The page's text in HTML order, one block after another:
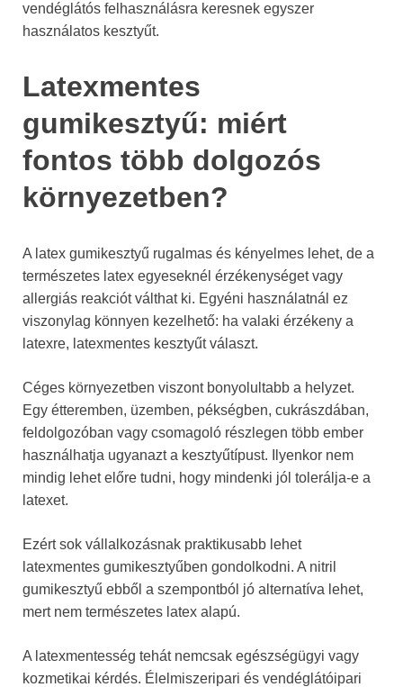
vendéglátós felhasználásra keresnek egyszer
használatos kesztyűt.
Latexmentes
gumikesztyű: miért
fontos több dolgozós
környezetben?
A latex gumikesztyű rugalmas és kényelmes lehet, de a
természetes latex egyeseknél érzékenységet vagy
allergiás reakciót válthat ki. Egyéni használatnál ez
viszonylag könnyen kezelhető: ha valaki érzékeny a
latexre, latexmentes kesztyűt választ.
Céges környezetben viszont bonyolultabb a helyzet.
Egy étteremben, üzemben, pékségben, cukrászdában,
feldolgozóban vagy csomagoló részlegen több ember
használhatja ugyanazt a kesztyűtípust. Ilyenkor nem
mindig lehet előre tudni, hogy mindenki jól tolerálja-e a
latexet.
Ezért sok vállalkozásnak praktikusabb lehet
latexmentes gumikesztyűben gondolkodni. A nitril
gumikesztyű ebből a szempontból jó alternatíva lehet,
mert nem természetes latex alapú.
A latexmentesség tehát nemcsak egészségügyi vagy
kozmetikai kérdés. Élelmiszeripari és vendéglátóipari